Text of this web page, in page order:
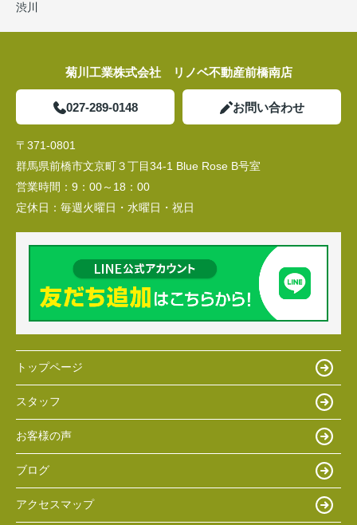
渋川
菊川工業株式会社 リノベ不動産前橋南店
027-289-0148 お問い合わせ
〒371-0801
群馬県前橋市文京町３丁目34‐1 Blue Rose B号室
営業時間： 9：00～18：00
定休日： 毎週火曜日・水曜日・祝日
トップページ
スタッフ
お客様の声
ブログ
アクセスマップ